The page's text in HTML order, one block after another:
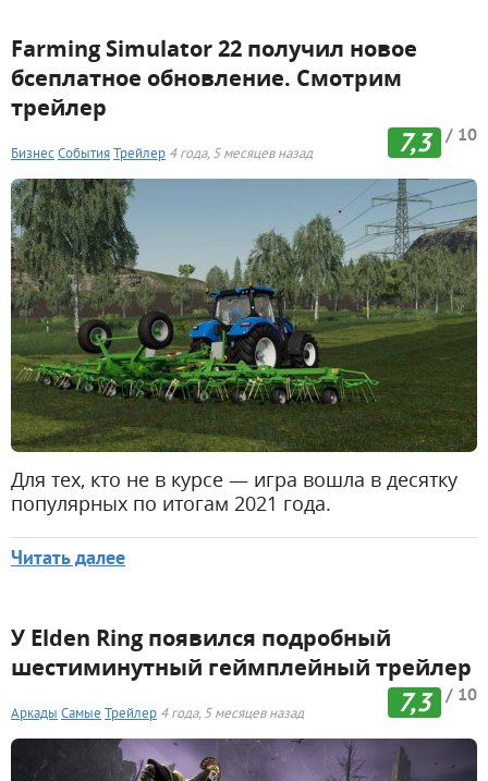
Farming Simulator 22 получил новое
бсеплатное обновление. Смотрим
трейлер
7,3 / 10
БизнесСобытияТрейлер 4 года, 5 месяцев назад
Для тех, кто не в курсе — игра вошла в десятку
популярных по итогам 2021 года.
Читать далее
У Elden Ring появился подробный
шестиминутный геймплейный трейлер
7,3 / 10
АркадыСамыеТрейлер 4 года, 5 месяцев назад